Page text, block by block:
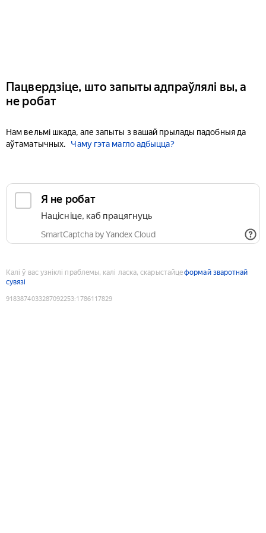
Пацвердзіце, што запыты адпраўлялі вы, а
не робат
Нам вельмі шкада, але запыты з вашай прылады падобныя да
аўтаматычных.
Чаму гэта магло адбыцца?
Я не робат
Націсніце, каб працягнуць
SmartCaptcha by Yandex Cloud
Калі ў вас узніклі праблемы, калі ласка, скарыстайцеформай зваротнай
сувязі
9183874033287092253:1786117829